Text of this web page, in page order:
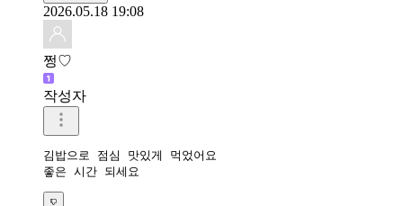
2026.05.18 19:08
쩡♡
작성자
김밥으로 점심 맛있게 먹었어요
좋은 시간 되세요